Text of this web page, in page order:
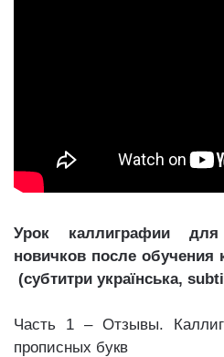
Урок каллиграфии
новичков после обучения
(субтитри українська,
Часть 1 – Отзывы.
прописных букв